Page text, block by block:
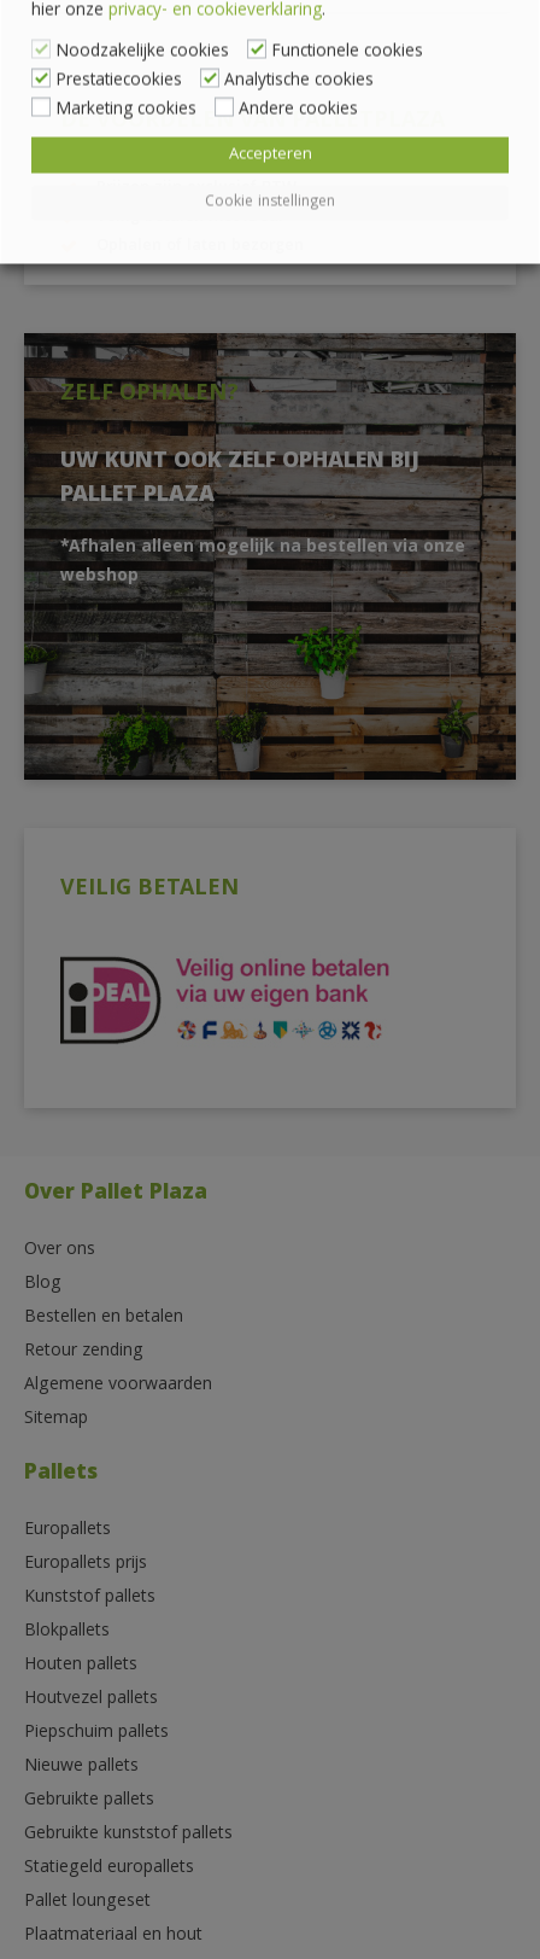
DE VOORDELEN VAN PALLETPLAZA
Prijzen zijn exclusief BTW
ZELF OPHALEN?
UW KUNT OOK ZELF OPHALEN BIJ
PALLET PLAZA
*Afhalen alleen mogelijk na bestellen via onze
webshop
VEILIG BETALEN
Over Pallet Plaza
Over ons
Blog
Bestellen en betalen
Retour zending
Algemene voorwaarden
Sitemap
Pallets
Europallets
Europallets prijs
Kunststof pallets
Blokpallets
Houten pallets
Houtvezel pallets
Piepschuim pallets
Nieuwe pallets
Gebruikte pallets
Gebruikte kunststof pallets
Statiegeld europallets
Pallet loungeset
Plaatmateriaal en hout
hier onze privacy- en cookieverklaring.
Noodzakelijke cookies
Functionele cookies
Prestatiecookies
Analytische cookies
Marketing cookies
Andere cookies
Cookie instellingen
Accepteren